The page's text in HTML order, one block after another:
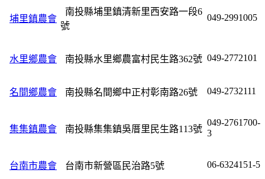
埔里鎮農會
南投縣埔里鎮清新里西安路一段6
號
049-2991005
水里鄉農會 南投縣水里鄉農富村民生路362號 049-2772101
名間鄉農會 南投縣名間鄉中正村彰南路26號 049-2732111
集集鎮農會 南投縣集集鎮吳厝里民生路113號
049-2761700-
3
台南市農會 台南市新營區民治路5號 06-6324151-5